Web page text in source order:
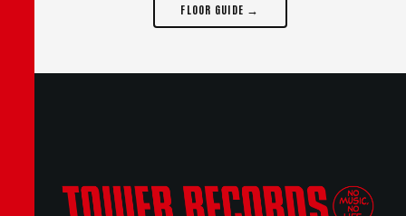
FLOOR GUIDE →